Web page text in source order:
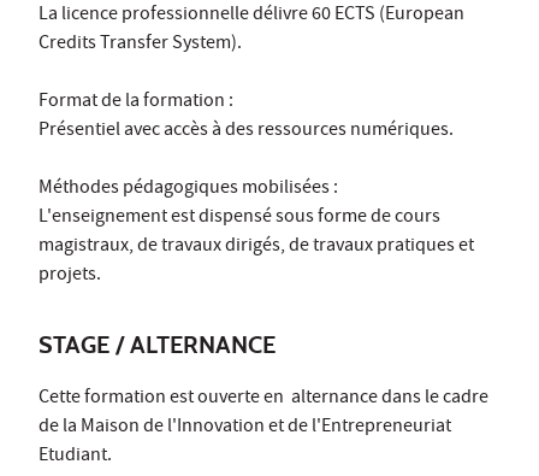
La licence professionnelle délivre 60 ECTS (European
Credits Transfer System).
Format de la formation :
Présentiel avec accès à des ressources numériques.
Méthodes pédagogiques mobilisées :
L'enseignement est dispensé sous forme de cours
magistraux, de travaux dirigés, de travaux pratiques et
projets.
STAGE / ALTERNANCE
Cette formation est ouverte en alternance dans le cadre
de la Maison de l'Innovation et de l'Entrepreneuriat
Etudiant.